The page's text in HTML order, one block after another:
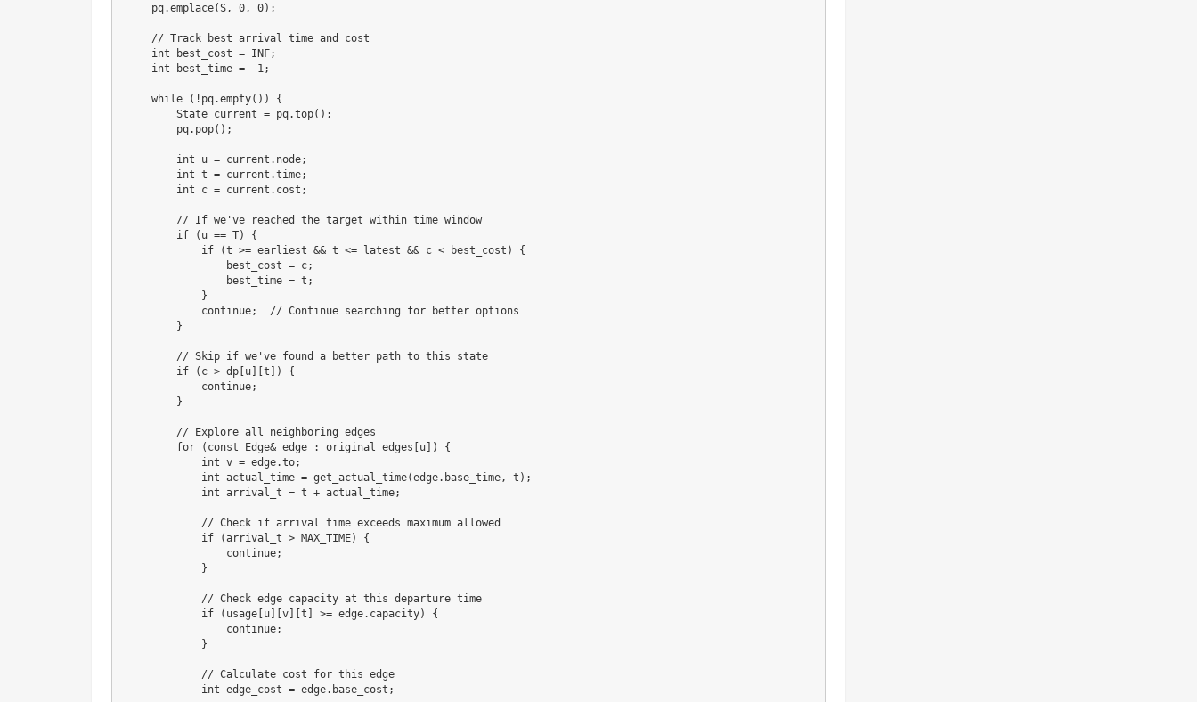
    pq.emplace(S, 0, 0);
    // Track best arrival time and cost
    int best_cost = INF;
    int best_time = -1;
    while (!pq.empty()) {
        State current = pq.top();
        pq.pop();
        int u = current.node;
        int t = current.time;
        int c = current.cost;
        // If we've reached the target within time window
        if (u == T) {
            if (t >= earliest && t <= latest && c < best_cost) {
                best_cost = c;
                best_time = t;
            }
            continue;  // Continue searching for better options
        }
        // Skip if we've found a better path to this state
        if (c > dp[u][t]) {
            continue;
        }
        // Explore all neighboring edges
        for (const Edge& edge : original_edges[u]) {
            int v = edge.to;
            int actual_time = get_actual_time(edge.base_time, t);
            int arrival_t = t + actual_time;
            // Check if arrival time exceeds maximum allowed
            if (arrival_t > MAX_TIME) {
                continue;
            }
            // Check edge capacity at this departure time
            if (usage[u][v][t] >= edge.capacity) {
                continue;
            }
            // Calculate cost for this edge
            int edge_cost = edge.base_cost;